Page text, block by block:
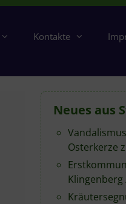
Kontakte
Neues aus
Osterkerze